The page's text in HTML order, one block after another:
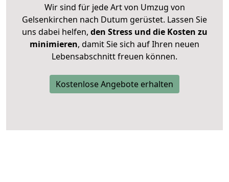
Wir sind für jede Art von Umzug von
Gelsenkirchen nach Dutum gerüstet. Lassen Sie
uns dabei helfen, den Stress und die Kosten zu
minimieren, damit Sie sich auf Ihren neuen
Lebensabschnitt freuen können.
Kostenlose Angebote erhalten